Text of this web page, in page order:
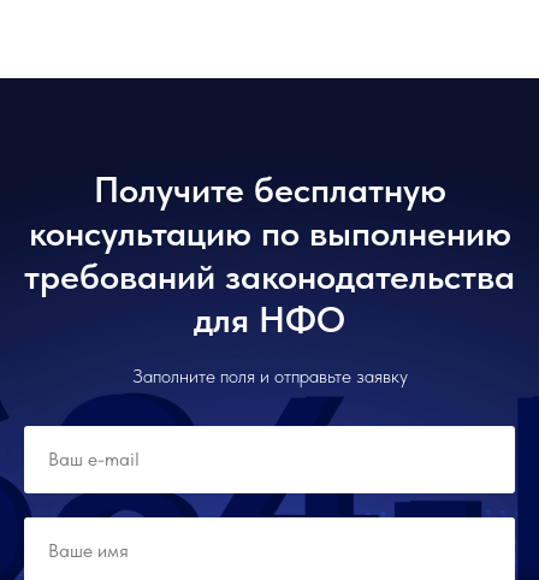
Получите бесплатную
консультацию по выполнению
требований законодательства
для НФО
Заполните поля и отправьте заявку